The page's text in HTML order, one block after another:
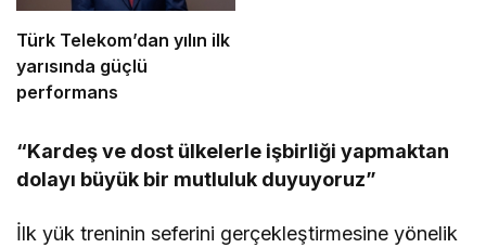
Türk Telekom’dan yılın ilk
yarısında güçlü
performans
“Kardeş ve dost ülkelerle işbirliği yapmaktan
dolayı büyük bir mutluluk duyuyoruz”
İlk yük treninin seferini gerçekleştirmesine yönelik